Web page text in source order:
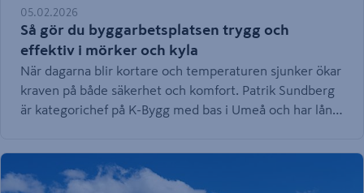
05.02.2026
Så gör du byggarbetsplatsen trygg och
effektiv i mörker och kyla
När dagarna blir kortare och temperaturen sjunker ökar
kraven på både säkerhet och komfort. Patrik Sundberg
är kategorichef på K-Bygg med bas i Umeå och har lång
bästa för att arbeta effektivt och bekvämt under den
mörka och kalla säsongen.